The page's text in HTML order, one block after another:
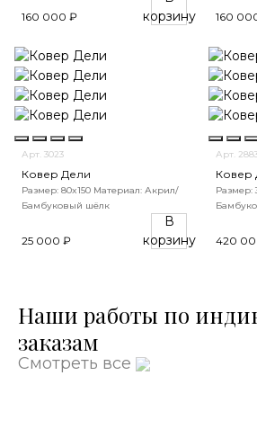
160 000 ₽
корзину
160
Арт. 3023
Ковер Дели
Размер: 80x150 Материал: Акрил/
Бамбуковый шёлк
25 000 ₽
В
корзину
Арт.
Ковер
Размер:
420
Наши работы по
заказам
Смотреть все